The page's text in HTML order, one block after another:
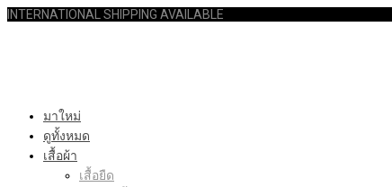
INTERNATIONAL SHIPPING AVAILABLE
มาใหม่
ดูทั้งหมด
เสื้อผ้า
เสื้อยืด